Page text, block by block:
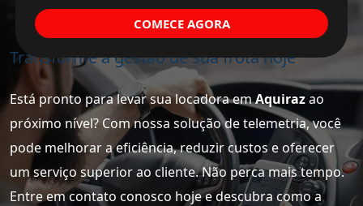
Transforme a gestão de sua frota hoje
Está pronto para levar sua locadora emAquirazao
próximo nível? Com nossa solução de telemetria, você
pode melhorar a eficiência, reduzir custos e oferecer
um serviço superior ao cliente. Não perca mais tempo.
Entre em contato conosco hoje e descubra como a
COMECE AGORA